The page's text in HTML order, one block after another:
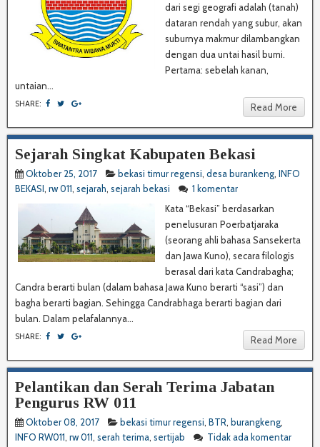
dari segi geografi adalah (tanah)
dataran rendah yang subur, akan
suburnya makmur dilambangkan
dengan dua untai hasil bumi.
Pertama: sebelah kanan,
untaian...
SHARE: Read More
Sejarah Singkat Kabupaten Bekasi
Oktober 25, 2017 bekasi timur regensi, desa burankeng, INFO
BEKASI, rw 011, sejarah, sejarah bekasi
1 komentar
Kata “Bekasi” berdasarkan
penelusuran Poerbatjaraka
(seorang ahli bahasa Sansekerta
dan Jawa Kuno), secara filologis
berasal dari kata Candrabagha;
Candra berarti bulan (dalam bahasa Jawa Kuno berarti “sasi”) dan
bagha berarti bagian. Sehingga Candrabhaga berarti bagian dari
bulan. Dalam pelafalannya...
SHARE: Read More
Pelantikan dan Serah Terima Jabatan
Pengurus RW 011
Oktober 08, 2017 bekasi timur regensi, BTR, burangkeng,
INFO RW011, rw 011, serah terima, sertijab Tidak ada komentar